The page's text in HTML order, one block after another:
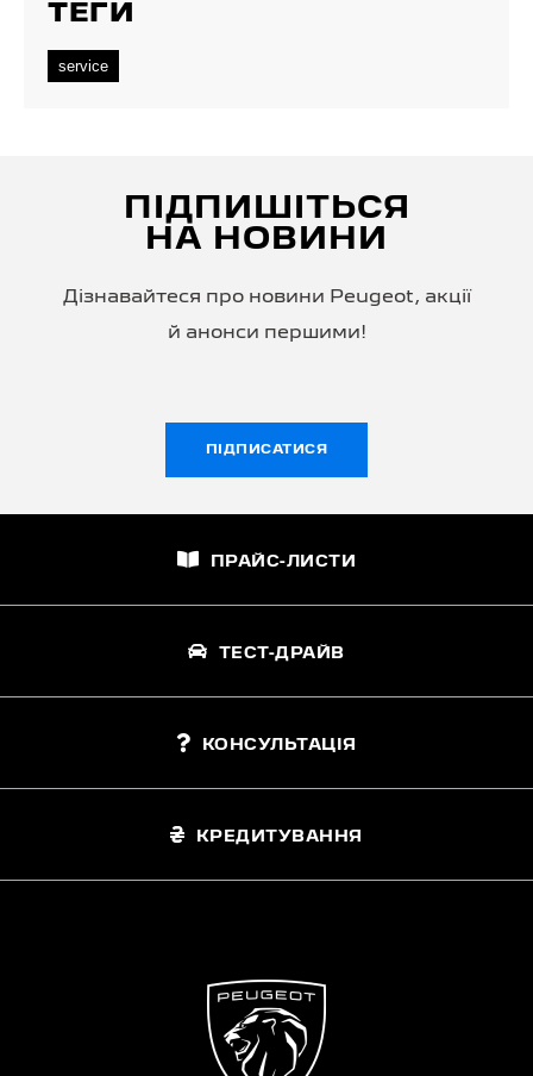
ТЕГИ
service
ПІДПИШІТЬСЯ
НА НОВИНИ
Дізнавайтеся про новини Peugeot, акції
й анонси першими!
ПІДПИСАТИСЯ
ПРАЙС-ЛИСТИ
ТЕСТ-ДРАЙВ
КОНСУЛЬТАЦІЯ
КРЕДИТУВАННЯ